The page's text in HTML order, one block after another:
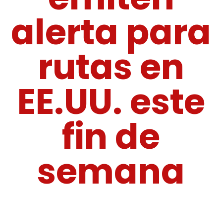
alerta para
rutas en
EE.UU. este
fin de
semana